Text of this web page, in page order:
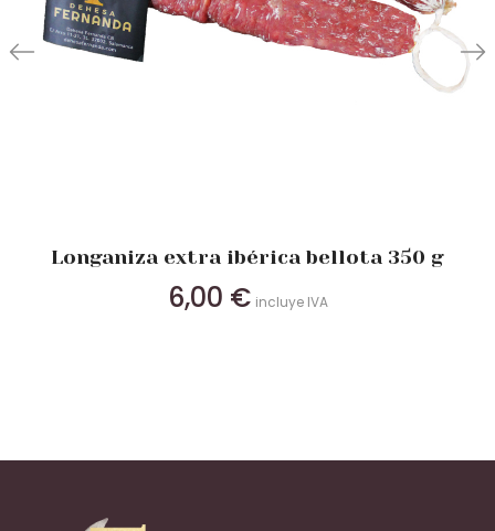
Longaniza extra ibérica bellota 350 g
6,00 € incluye IVA